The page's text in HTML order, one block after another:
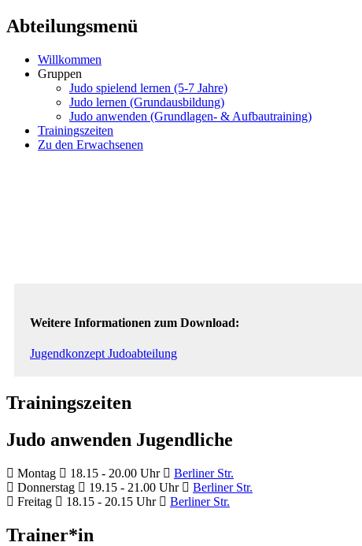
Abteilungsmenü
Willkommen
Gruppen
Judo spielend lernen (5-7 Jahre)
Judo lernen (Grundausbildung)
Judo anwenden (Grundlagen- & Aufbautraining)
Trainingszeiten
Zu den Erwachsenen
Weitere Informationen zum Download:
Jugendkonzept Judoabteilung
Trainingszeiten
Judo anwenden Jugendliche
Montag 18.15 - 20.00 Uhr
Berliner Str.
Donnerstag
19.15 - 21.00 Uhr
Berliner Str.
Freitag
18.15 - 20.15 Uhr Berliner Str.
Trainer*in